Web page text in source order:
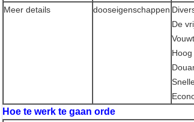
Meer details
dooseigenschappen
De
Hoe te werk te gaan orde